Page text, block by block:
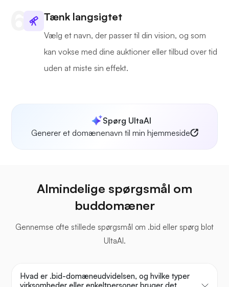
Tænk langsigtet
Vælg et navn, der passer til din vision, og som
kan vokse med dine auktioner eller tilbud over tid
uden at miste sin effekt.
Spørg UltaAI
Generer et domænenavn til min hjemmeside
Almindelige spørgsmål om
buddomæner
Gennemse ofte stillede spørgsmål om .bid eller spørg blot
UltaAI.
Hvad er .bid-domæneudvidelsen, og hvilke typer